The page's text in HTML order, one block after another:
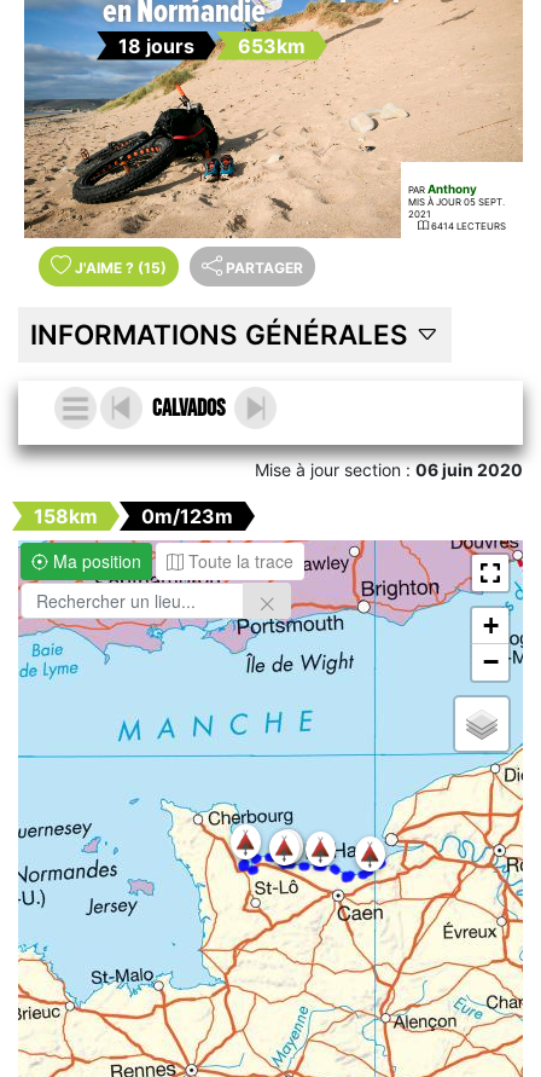
en Normandie
18 jours 653km
PAR Anthony
MIS À JOUR 05 SEPT.
2021
6414 LECTEURS
J'AIME ? (15) PARTAGER
INFORMATIONS GÉNÉRALES
Calvados
Mise à jour section :06 juin 2020
158km
0m/123m
Ma position
Toute la trace
+
−